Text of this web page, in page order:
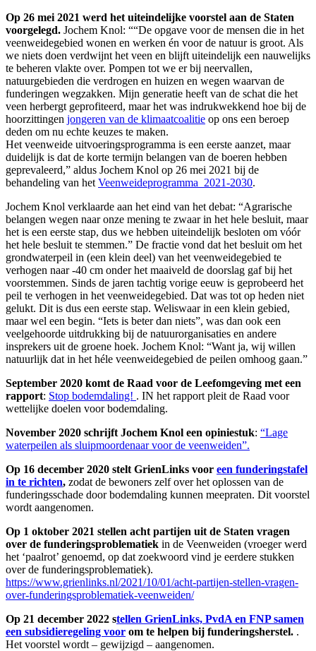
Op 26 mei 2021 werd het uiteindelijke voorstel aan de Staten
voorgelegd. Jochem Knol: ““De opgave voor de mensen die in het
veenweidegebied wonen en werken én voor de natuur is groot. Als
we niets doen verdwijnt het veen en blijft uiteindelijk een nauwelijks
te beheren vlakte over. Pompen tot we er bij neervallen,
natuurgebieden die verdrogen en huizen en wegen waarvan de
funderingen wegzakken. Mijn generatie heeft van de schat die het
veen herbergt geprofiteerd, maar het was indrukwekkend hoe bij de
hoorzittingen jongeren van de klimaatcoalitie op ons een beroep
deden om nu echte keuzes te maken.
Het veenweide uitvoeringsprogramma is een eerste aanzet, maar
duidelijk is dat de korte termijn belangen van de boeren hebben
geprevaleerd,” aldus Jochem Knol op 26 mei 2021 bij de
behandeling van het Veenweideprogramma_2021-2030.
Jochem Knol verklaarde aan het eind van het debat: “Agrarische
belangen wegen naar onze mening te zwaar in het hele besluit, maar
het is een eerste stap, dus we hebben uiteindelijk besloten om vóór
het hele besluit te stemmen.” De fractie vond dat het besluit om het
grondwaterpeil in (een klein deel) van het veenweidegebied te
verhogen naar -40 cm onder het maaiveld de doorslag gaf bij het
voorstemmen. Sinds de jaren tachtig vorige eeuw is geprobeerd het
peil te verhogen in het veenweidegebied. Dat was tot op heden niet
gelukt. Dit is dus een eerste stap. Weliswaar in een klein gebied,
maar wel een begin. “Iets is beter dan niets”, was dan ook een
veelgehoorde uitdrukking bij de natuurorganisaties en andere
insprekers uit de groene hoek. Jochem Knol: “Want ja, wij willen
natuurlijk dat in het héle veenweidegebied de peilen omhoog gaan.”
September 2020 komt de Raad voor de Leefomgeving met een
rapport: Stop bodemdaling! . IN het rapport pleit de Raad voor
wettelijke doelen voor bodemdaling.
November 2020 schrijft Jochem Knol een opiniestuk: “Lage
waterpeilen als sluipmoordenaar voor de veenweiden”.
Op 16 december 2020 stelt GrienLinks voor een funderingstafel
in te richten, zodat de bewoners zelf over het oplossen van de
funderingsschade door bodemdaling kunnen meepraten. Dit voorstel
wordt aangenomen.
Op 1 oktober 2021 stellen acht partijen uit de Staten vragen
over de funderingsproblematiek in de Veenweiden (vroeger werd
het ‘paalrot’ genoemd, op dat zoekwoord vind je eerdere stukken
over de funderingsproblematiek).
https://www.grienlinks.nl/2021/10/01/acht-partijen-stellen-vragen-
over-funderingsproblematiek-veenweiden/
Op 21 december 2022 stellen GrienLinks, PvdA en FNP samen
een subsidieregeling voor om te helpen bij funderingsherstel. .
Het voorstel wordt – gewijzigd – aangenomen.